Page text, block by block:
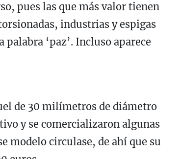
pues las que más valor tienen
industrias y espigas
‘paz’. Incluso aparece
de 30 milímetros de diámetro
y se comercializaron algunas
modelo circulase, de ahí que su